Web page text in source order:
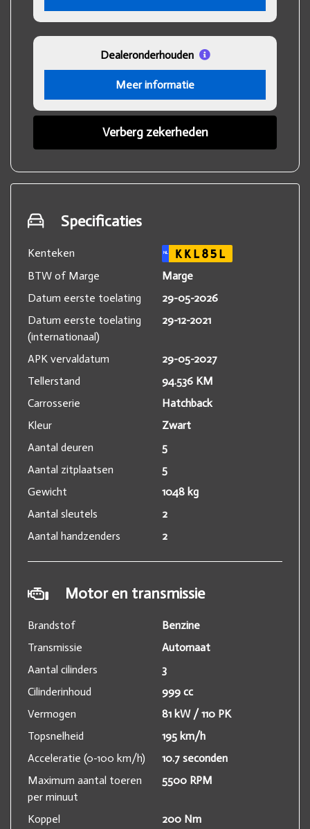
Dealeronderhouden
Meer informatie
Verberg zekerheden
Specificaties
Kenteken NL KKL85L
BTW of Marge
Marge
Datum eerste toelating
29-05-2026
Datum eerste toelating
(internationaal)
29-12-2021
APK vervaldatum
29-05-2027
Tellerstand
94.536 KM
Carrosserie
Hatchback
Kleur
Zwart
Aantal deuren
5
Aantal zitplaatsen
5
Gewicht
1048 kg
Aantal sleutels
2
Aantal handzenders
2
Motor en transmissie
Brandstof
Benzine
Transmissie
Automaat
Aantal cilinders
3
Cilinderinhoud
999 cc
Vermogen
81 kW / 110 PK
Topsnelheid
195 km/h
Acceleratie (0-100 km/h)
10.7 seconden
Maximum aantal toeren
per minuut
5500 RPM
Koppel
200 Nm